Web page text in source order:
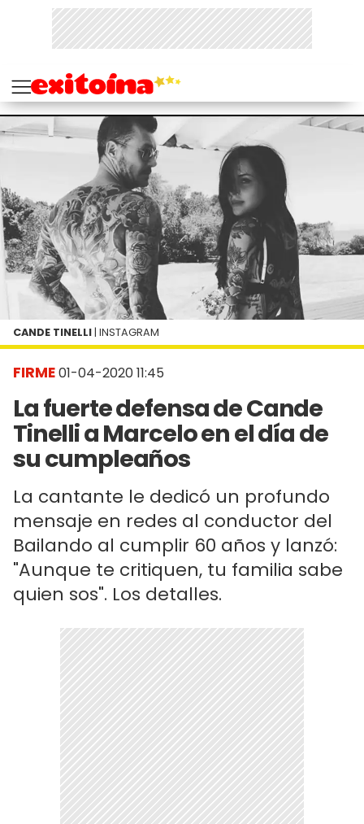
FIRME01-04-2020 11:45
La fuerte defensa de Cande
Tinelli a Marcelo en el día de
su cumpleaños
La cantante le dedicó un profundo
mensaje en redes al conductor del
Bailando al cumplir 60 años y lanzó:
"Aunque te critiquen, tu familia sabe
quien sos". Los detalles.
CANDE TINELLI | INSTAGRAM